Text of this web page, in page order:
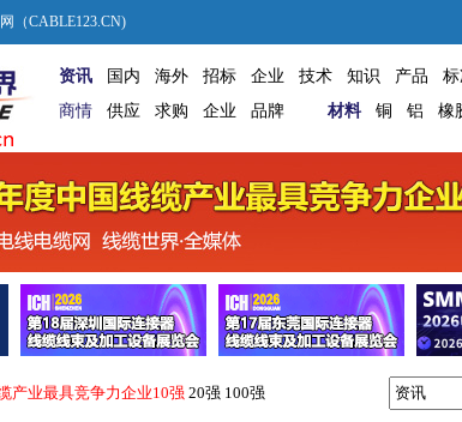
（CABLE123.CN)
资讯 国内 海外 招标 企业 技术 知识 产品
商情
供应 求购 企业 品牌 材料 铜 铝 橡
产业最具竞争力企业10强 20强 100强